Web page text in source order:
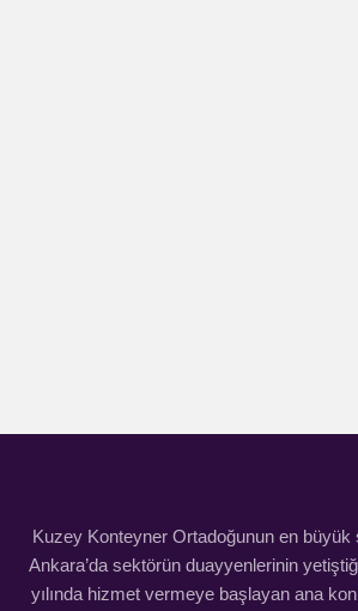
Kuzey Konteyner Ortadoğunun en büyük
Ankara’da sektörün duayyenlerinin
yılında hizmet vermeye başlayan ana